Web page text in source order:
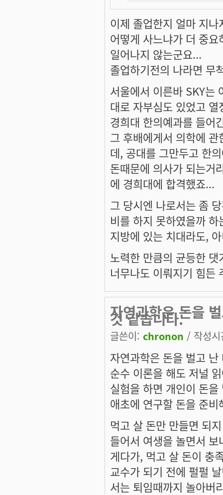
이제 졸업한지 얼마 지
어떻게 사느냐가 더 중
일어나지 않는군요...
졸업하기전의 나라면 무
서울에서 이른바 SKY는
대로 자부심도 있었고
경희대 한의예과를 들어
그 후배에게서 의학에
데, 공대를 그만두고 한
돈때문에 의사가 되는거
에 경희대에 합격했죠...
그 당시엔 나로서는 좀
비를 하지 못하였을까
지방에 있는 치대라도,
노력한 만큼의 균등한
너무나도 이뤄지기 힘든
자연과학은 돈을
것 같습니다.
글쓴이: chronon / 작성
자연과학은 돈을 벌고
순수 이론을 해도 저널
실험을 하면 개인이 돈
애초에 연구할 돈을 준
먹고 살 돈만 만들면 되
들어서 여생을 놀면서
게다가, 먹고 살 돈이 충
교수가 되기 전에 펄펄
서는 퇴임때까지 놀아버